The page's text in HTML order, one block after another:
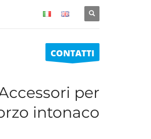
CONTATTI
per
intonaco